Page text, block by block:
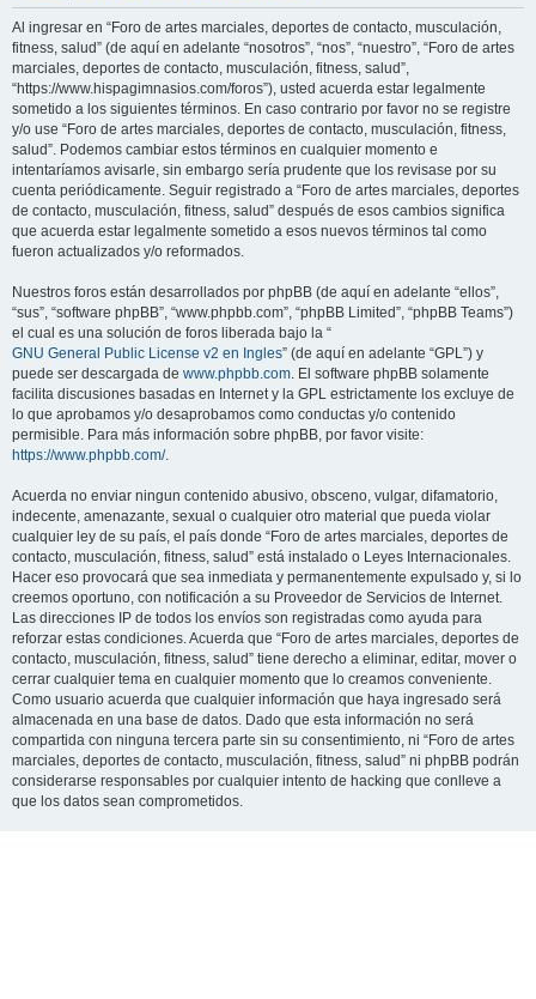
c
Al ingresar en “Foro de artes marciales, deportes de contacto, musculación,
fitness, salud” (de aquí en adelante “nosotros”, “nos”, “nuestro”, “Foro de artes
marciales, deportes de contacto, musculación, fitness, salud”,
“https://www.hispagimnasios.com/foros”), usted acuerda estar legalmente
sometido a los siguientes términos. En caso contrario por favor no se registre
y/o use “Foro de artes marciales, deportes de contacto, musculación, fitness,
salud”. Podemos cambiar estos términos en cualquier momento e
intentaríamos avisarle, sin embargo sería prudente que los revisase por su
cuenta periódicamente. Seguir registrado a “Foro de artes marciales, deportes
de contacto, musculación, fitness, salud” después de esos cambios significa
que acuerda estar legalmente sometido a esos nuevos términos tal como
fueron actualizados y/o reformados.
Nuestros foros están desarrollados por phpBB (de aquí en adelante “ellos”,
“sus”, “software phpBB”, “www.phpbb.com”, “phpBB Limited”, “phpBB Teams”)
el cual es una solución de foros liberada bajo la “
GNU General Public License v2 en Ingles” (de aquí en adelante “GPL”) y
puede ser descargada de www.phpbb.com. El software phpBB solamente
facilita discusiones basadas en Internet y la GPL estrictamente los excluye de
lo que aprobamos y/o desaprobamos como conductas y/o contenido
permisible. Para más información sobre phpBB, por favor visite:
https://www.phpbb.com/.
Acuerda no enviar ningun contenido abusivo, obsceno, vulgar, difamatorio,
indecente, amenazante, sexual o cualquier otro material que pueda violar
cualquier ley de su país, el país donde “Foro de artes marciales, deportes de
contacto, musculación, fitness, salud” está instalado o Leyes Internacionales.
Hacer eso provocará que sea inmediata y permanentemente expulsado y, si lo
creemos oportuno, con notificación a su Proveedor de Servicios de Internet.
Las direcciones IP de todos los envíos son registradas como ayuda para
reforzar estas condiciones. Acuerda que “Foro de artes marciales, deportes de
contacto, musculación, fitness, salud” tiene derecho a eliminar, editar, mover o
cerrar cualquier tema en cualquier momento que lo creamos conveniente.
Como usuario acuerda que cualquier información que haya ingresado será
almacenada en una base de datos. Dado que esta información no será
compartida con ninguna tercera parte sin su consentimiento, ni “Foro de artes
marciales, deportes de contacto, musculación, fitness, salud” ni phpBB podrán
considerarse responsables por cualquier intento de hacking que conlleve a
que los datos sean comprometidos.